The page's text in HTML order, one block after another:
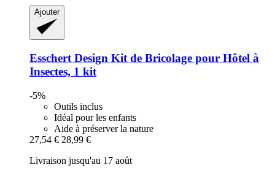
Ajouter
Esschert Design Kit de Bricolage pour Hôtel à
Insectes, 1 kit
-5%
Outils inclus
Idéal pour les enfants
Aide à préserver la nature
27,54 € 28,99 €
Livraison jusqu'au 17 août